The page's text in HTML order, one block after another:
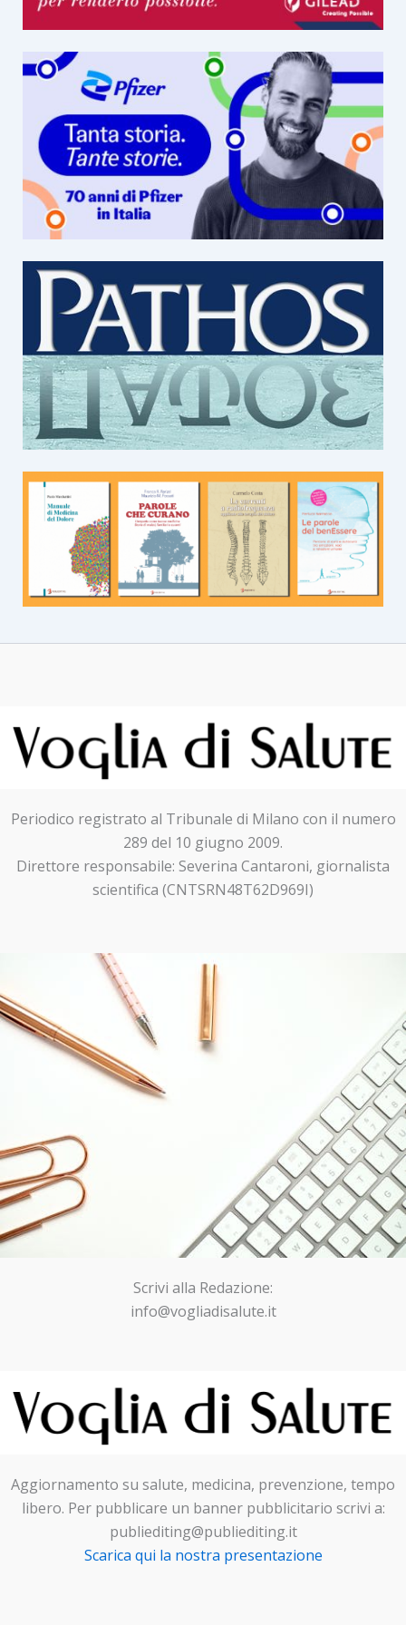
Periodico registrato al Tribunale di Milano con il numero
289 del 10 giugno 2009.
Direttore responsabile: Severina Cantaroni, giornalista
scientifica (CNTSRN48T62D969I)
Scrivi alla Redazione:
info@vogliadisalute.it
Aggiornamento su salute, medicina, prevenzione, tempo
libero. Per pubblicare un banner pubblicitario scrivi a:
publiediting@publiediting.it
Scarica qui la nostra presentazione